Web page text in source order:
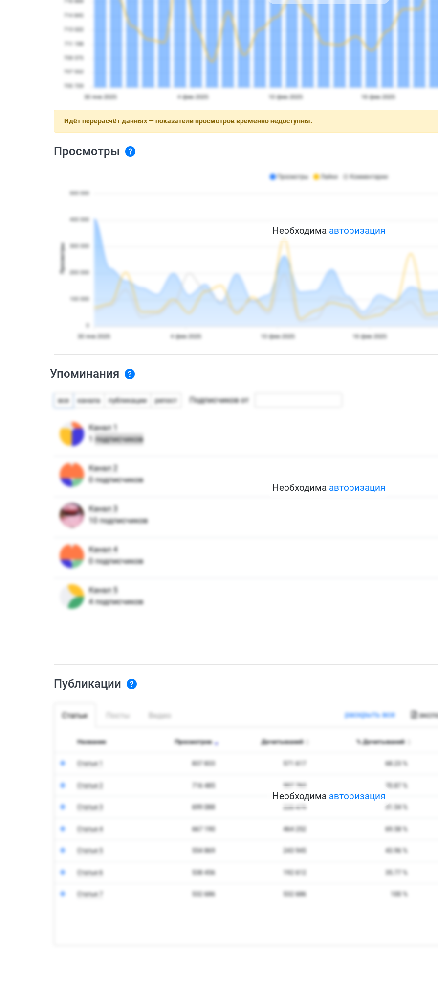
Идёт перерасчёт данных — показатели просмотров временно недоступны.
Просмотры
Необходима авторизация
Упоминания
Необходима авторизация
Публикации
Необходима авторизация